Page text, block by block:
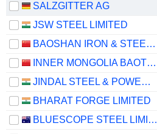
SALZGITTER AG
JSW STEEL LIMITED
BAOSHAN IRON & STEEL CO., LTD.
INNER MONGOLIA BAOTOU STEEL UNION CO., LTD.
JINDAL STEEL & POWER LIMITED
BHARAT FORGE LIMITED
BLUESCOPE STEEL LIMITED